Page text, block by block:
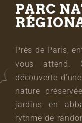
PARC
Près de Paris,
vous attend.
découverte
nature
jardins en
rythme de